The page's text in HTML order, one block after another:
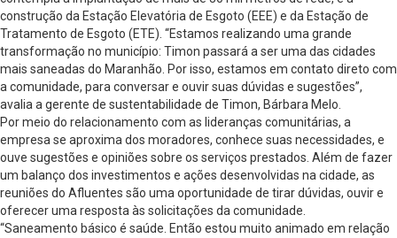
construção da Estação Elevatória de Esgoto (EEE) e da Estação de
Tratamento de Esgoto (ETE). “Estamos realizando uma grande
transformação no município: Timon passará a ser uma das cidades
mais saneadas do Maranhão. Por isso, estamos em contato direto com
a comunidade, para conversar e ouvir suas dúvidas e sugestões”,
avalia a gerente de sustentabilidade de Timon, Bárbara Melo.
Por meio do relacionamento com as lideranças comunitárias, a
empresa se aproxima dos moradores, conhece suas necessidades, e
ouve sugestões e opiniões sobre os serviços prestados. Além de fazer
um balanço dos investimentos e ações desenvolvidas na cidade, as
reuniões do Afluentes são uma oportunidade de tirar dúvidas, ouvir e
oferecer uma resposta às solicitações da comunidade.
“Saneamento básico é saúde. Então estou muito animado em relação